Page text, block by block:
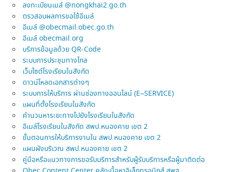
ลงทะเบียนเมล์ @nongkhai2.go.th
ตรวสอบผลการขอใช้อีเมล์
อีเมล์ @obecmail.obec.go.th
อีเมล์ obecmail.org
บริการข้อมูลด้วย QR-Code
ระบบการประชุมทางไกล
เว็บไซต์โรงเรียนในสังกัด
ดาวน์โหลดเอกสารต่างๆ
ระบบการให้บริการ ผ่านช่องทางออนไลน์ (E–SERVICE)
แผนที่ตั้งโรงเรียนในสังกัด
คำนวนหาระยะทางไปยังโรงเรียนในสังกัด
อีเมล์โรงเรียนในสังกัด สพป.หนองคาย เขต 2
ขั้นตอนการให้บริการงานใน สพป.หนองคาย เขต 2
แผนผังบริเวณ สพป.หนองคาย เขต 2
คู่มือหรือแนวทางการขอรับบริการสำหรับผู้รับบริการหรือผู้มาติดต่อ